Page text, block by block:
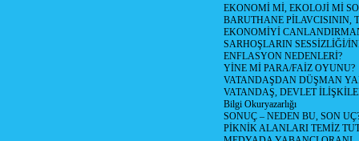
EKONOMİ Mİ, EKOLOJİ Mİ
BARUTHANE PİLAVCISININ,
EKONOMİYİ
SARHOŞLARIN SESSİZLİĞİ/
ENFLASYON NEDENLERİ?
YİNE Mİ PARA/FAİZ OYUNU?
VATANDAŞDAN DÜŞMAN
VATANDAŞ, DEVLET
Bilgi Okuryazarlığı
SONUÇ – NEDEN BU, SON
PİKNİK ALANLARI TEMİZ